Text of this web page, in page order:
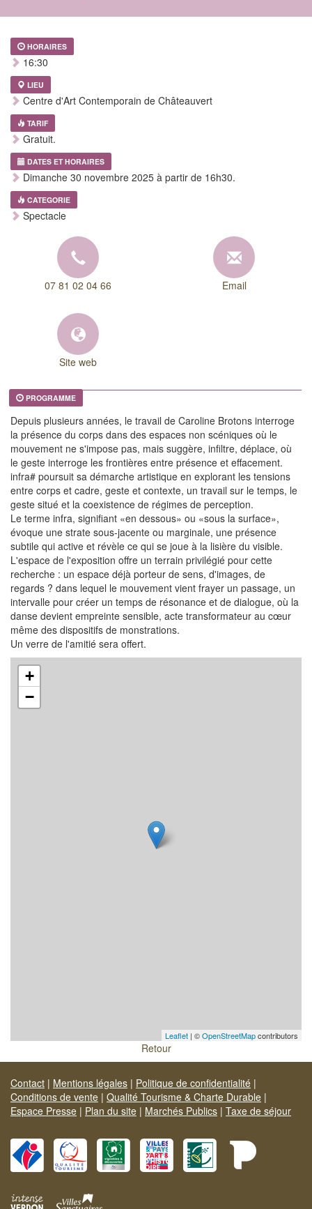
HORAIRES
16:30
LIEU
Centre d'Art Contemporain de Châteauvert
TARIF
Gratuit.
DATES ET HORAIRES
Dimanche 30 novembre 2025 à partir de 16h30.
CATEGORIE
Spectacle
07 81 02 04 66 Email
Site web
PROGRAMME
Depuis plusieurs années, le travail de Caroline Brotons interroge
la présence du corps dans des espaces non scéniques où le
mouvement ne s'impose pas, mais suggère, infiltre, déplace, où
le geste interroge les frontières entre présence et effacement.
infra# poursuit sa démarche artistique en explorant les tensions
entre corps et cadre, geste et contexte, un travail sur le temps, le
geste situé et la coexistence de régimes de perception.
Le terme infra, signifiant «en dessous» ou «sous la surface»,
évoque une strate sous-jacente ou marginale, une présence
subtile qui active et révèle ce qui se joue à la lisière du visible.
L'espace de l'exposition offre un terrain privilégié pour cette
recherche : un espace déjà porteur de sens, d'images, de
regards ? dans lequel le mouvement vient frayer un passage, un
intervalle pour créer un temps de résonance et de dialogue, où la
danse devient empreinte sensible, acte transformateur au cœur
même des dispositifs de monstrations.
Un verre de l'amitié sera offert.
+
−
Leaflet | ©OpenStreetMapcontributors
Retour
Contact | Mentions légales | Politique de confidentialité |
Conditions de vente | Qualité Tourisme & Charte Durable |
Espace Presse | Plan du site | Marchés Publics | Taxe de séjour